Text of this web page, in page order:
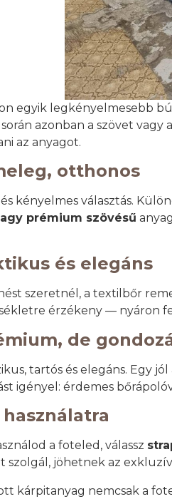
egyik legkényelmesebb
azonban a szövet
az anyagot.
otthonos
kényelmes választás.
prémium szövésű
és elegáns
szeretnél, a textilbőr
érzékeny — nyáron
de
tartós és elegáns. Egy
igényel: érdemes
a foteled, válassz
jöhetnek az
kárpitanyag nemcsak a